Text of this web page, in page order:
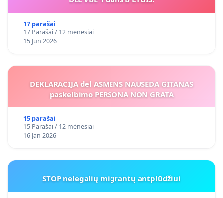
17 parašai
17 Parašai / 12 mėnesiai
15 Jun 2026
DEKLARACIJA del ASMENS NAUSEDA GITANAS
paskelbimo PERSONA NON GRATA
15 parašai
15 Parašai / 12 mėnesiai
16 Jan 2026
STOP nelegalių migrantų antplūdžiui